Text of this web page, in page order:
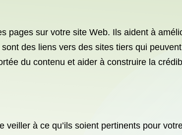
pages sur votre site Web. Ils aident à
des liens vers des sites tiers qui
du contenu et aider à construire la
à ce qu’ils soient pertinents pour